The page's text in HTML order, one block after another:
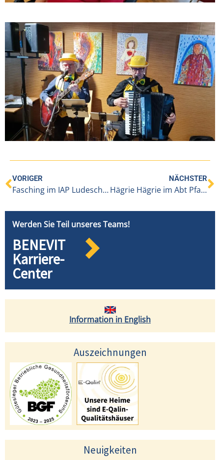
VORIGER
Fasching im IAP Ludesch mit dem Motto „Olympiadorf“
NÄCHSTER
Hägrie Hägrie im Abt Pfanner-Haus
Werden Sie Teil unseres Teams!
BENEVIT
Karriere-
Center
Information in English
Auszeichnungen
Neuigkeiten